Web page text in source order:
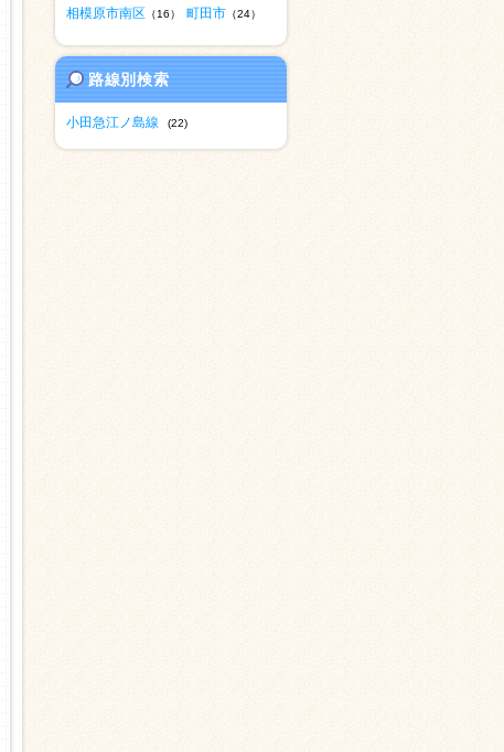
相模原市南区 （16） 町田市 （24）
路線別検索
小田急江ノ島線 (22)